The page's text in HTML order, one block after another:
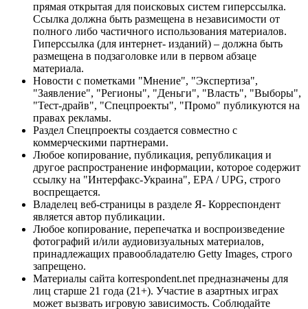
прямая открытая для поисковых систем гиперссылка.
Ссылка должна быть размещена в независимости от
полного либо частичного использования материалов.
Гиперссылка (для интернет- изданий) – должна быть
размещена в подзаголовке или в первом абзаце
материала.
Новости с пометками "Мнение", "Экспертиза",
"Заявление", "Регионы", "Деньги", "Власть", "Выборы",
"Тест-драйв", "Спецпроекты", "Промо" публикуются на
правах рекламы.
Раздел Спецпроекты создается совместно с
коммерческими партнерами.
Любое копирование, публикация, републикация и
другое распространение информации, которое содержит
ссылку на "Интерфакс-Украина", EPA / UPG, строго
воспрещается.
Владелец веб-страницы в разделе Я- Корреспондент
является автор публикации.
Любое копирование, перепечатка и воспроизведение
фотографий и/или аудиовизуальных материалов,
принадлежащих правообладателю Getty Images, строго
запрещено.
Материалы сайта korrespondent.net предназначены для
лиц старше 21 года (21+). Участие в азартных играх
может вызвать игровую зависимость. Соблюдайте